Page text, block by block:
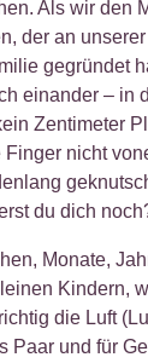
Als wir den
der an
gegründet
einander – in
Zentimeter
Finger nicht
du dich
Monate,
Kindern,
die Luft
Paar und für